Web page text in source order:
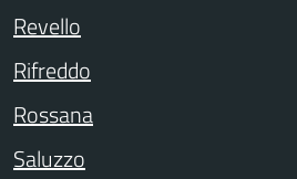
Revello
Rifreddo
Rossana
Saluzzo